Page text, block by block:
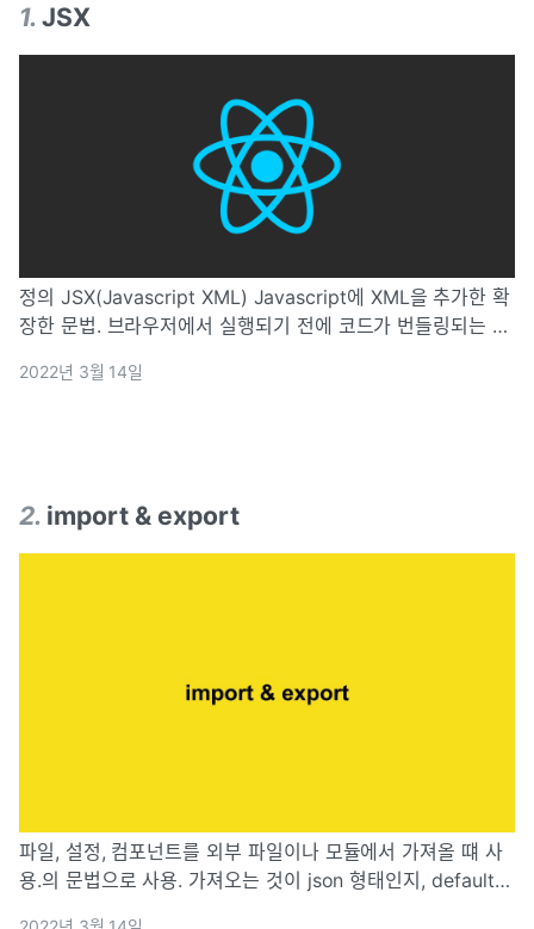
1. JSX
정의 JSX(Javascript XML) Javascript에 XML을 추가한 확
장한 문법. 브라우저에서 실행되기 전에 코드가 번들링되는 과
react 프로젝트를 개발할 때 사용하기 때문에 공식 자바스크
2022년 3월 14일
2. import & export
파일, 설정, 컴포넌트를 외부 파일이나 모듈에서 가져올 떄 사
용.의 문법으로 사용. 가져오는 것이 json 형태인지, default가